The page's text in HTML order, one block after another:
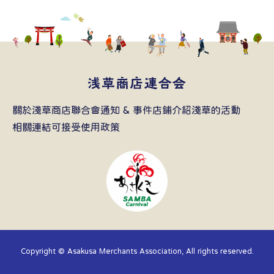
關於淺草商店聯合會通知 & 事件店鋪介紹淺草的活動
相關連結可接受使用政策
Copyright © Asakusa Merchants Association, All rights reserved.